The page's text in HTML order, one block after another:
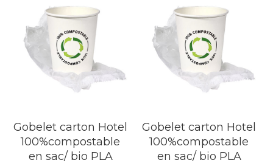
Gobelet carton Hotel
100%compostable
en sac/ bio PLA
Gobelet carton Hotel
100%compostable
en sac/ bio PLA